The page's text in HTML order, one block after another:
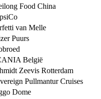
Food China
van Melle
Puurs
België
Zeevis Rotterdam
Pullmantur Cruises
Dome